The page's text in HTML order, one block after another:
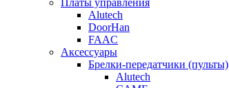
Платы управления
Alutech
DoorHan
FAAC
Аксессуары
Брелки-передатчики (пульты)
Alutech